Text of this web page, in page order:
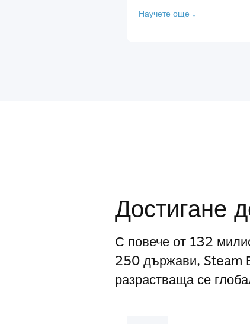
Научете още ↓
Достигане
С повече от 132
250 държави, Steam
разрастваща се